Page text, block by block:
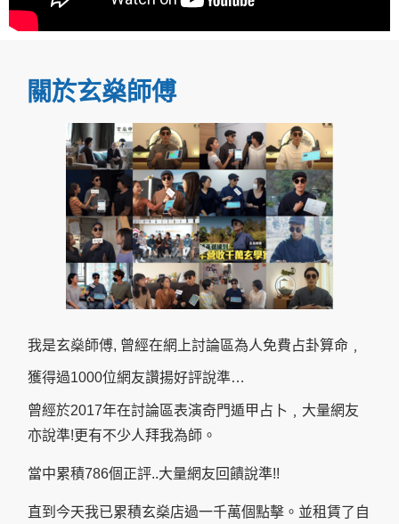
關於玄燊師傅
我是玄燊師傅, 曾經在網上討論區為人免費占卦算命﹐
獲得過1000位網友讚揚好評說準…
曾經於2017年在討論區表演奇門遁甲占卜﹐大量網友
亦說準!更有不少人拜我為師。
當中累積786個正評..大量網友回饋說準!!
直到今天我已累積玄燊店過一千萬個點擊。並租賃了自